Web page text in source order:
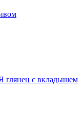
с вкладышем